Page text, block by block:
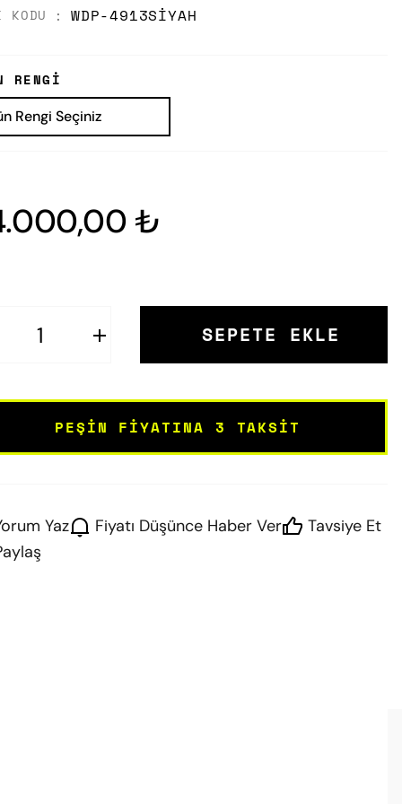
KODU WDP-4913SIYAH
RENGI
₺
SEPETE EKLE
PEŞIN FIYATINA 3 TAKSIT
Yaz Fiyatı Düşünce Haber Ver
Tavsiye Et